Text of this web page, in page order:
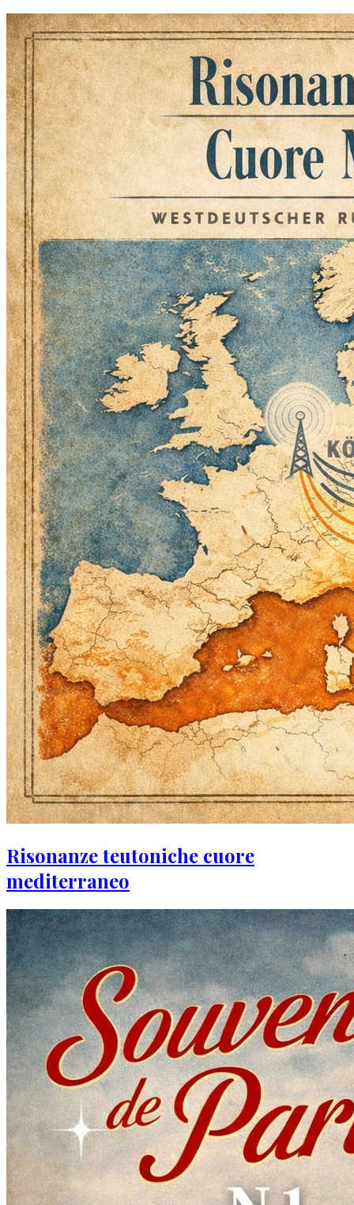
Risonanze teutoniche cuore
mediterraneo